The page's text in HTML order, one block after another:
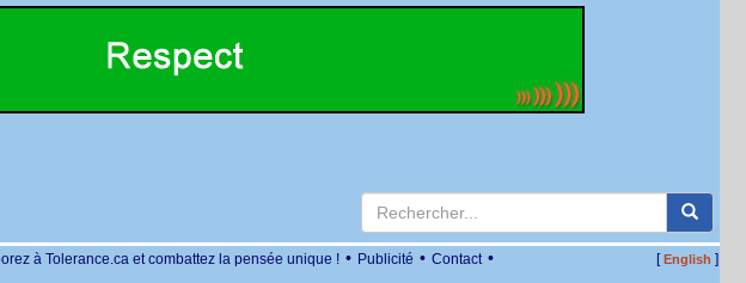
à Tolerance.ca et combattez la pensée unique ! • Publicité • Contact • [English ]